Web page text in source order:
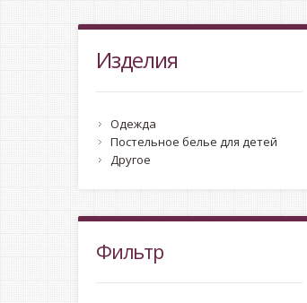
Изделия
Одежда
Постельное белье для детей
Другое
Фильтр